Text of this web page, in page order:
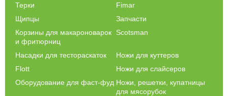
Терки
Fimar
Щипцы
Запчасти
Корзины для макароноварок
и фритюрниц
Scotsman
Насадки для тестораскаток
Ножи для куттеров
Flott
Ножи для слайсеров
Оборудование для фаст-фуд Ножи, решетки, купатницы
для мясорубок